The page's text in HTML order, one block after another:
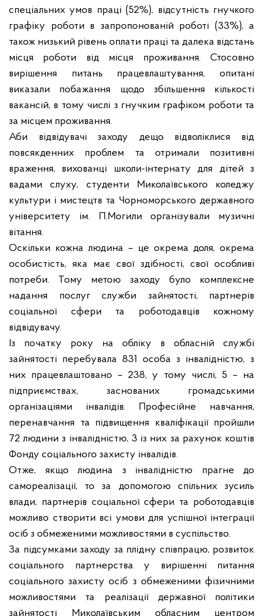
спеціальних умов праці (52%), відсутність гнучкого
графіку роботи в запропонованій роботі (33%), а
також низький рівень оплати праці та далека відстань
місця роботи від місця проживання. Стосовно
вирішення питань працевлаштування, опитані
виказали побажання щодо збільшення кількості
вакансій, в тому числі з гнучким графіком роботи та
за місцем проживання.
Аби відвідувачі заходу дещо відволіклися від
повсякденних проблем та отримали позитивні
враження, вихованці школи-інтернату для дітей з
вадами слуху, студенти Миколаївського коледжу
культури і мистецтв та Чорноморського державного
університету ім. П.Могили організували музичні
вітання.
Оскільки кожна людина – це окрема доля, окрема
особистість, яка має свої здібності, свої особливі
потреби. Тому метою заходу було комплексне
надання послуг служби зайнятості, партнерів
соціальної сфери та роботодавців кожному
відвідувачу.
Із початку року на обліку в обласній службі
зайнятості перебувала 831 особа з інвалідністю, з
них працевлаштовано – 238, у тому числі, 5 – на
підприємствах, заснованих громадськими
організаціями інвалідів. Професійне навчання,
перенавчання та підвищення кваліфікації пройшли
72 людини з інвалідністю, 3 із них за рахунок коштів
Фонду соціального захисту інвалідів.
Отже, якщо людина з інвалідністю прагне до
самореалізації, то за допомогою спільних зусиль
влади, партнерів соціальної сфери та роботодавців
можливо створити всі умови для успішної інтеграції
осіб з обмеженими можливостями в суспільство.
За підсумками заходу за плідну співпрацю, розвиток
соціального партнерства у вирішенні питання
соціального захисту осіб з обмеженими фізичними
можливостями та реалізації державної політики
зайнятості Миколаївським обласним центром